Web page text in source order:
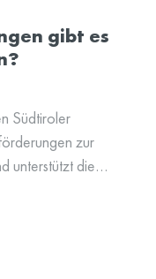
gibt es
Südtiroler
zur
unterstützt die…